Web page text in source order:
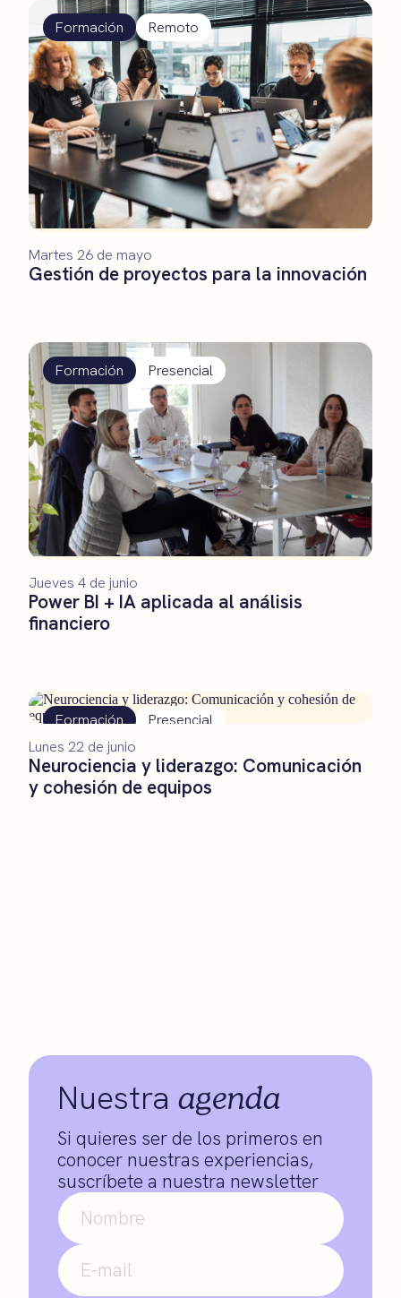
Formación Remoto
Gestión de proyectos para la innovación
Martes 26 de mayo
Formación Presencial
Power BI + IA aplicada al análisis
financiero
Jueves 4 de junio
Formación Presencial
Neurociencia y liderazgo: Comunicación
y cohesión de equipos
Lunes 22 de junio
Nuestra agenda
Si quieres ser de los primeros en
conocer nuestras experiencias,
suscríbete a nuestra newsletter